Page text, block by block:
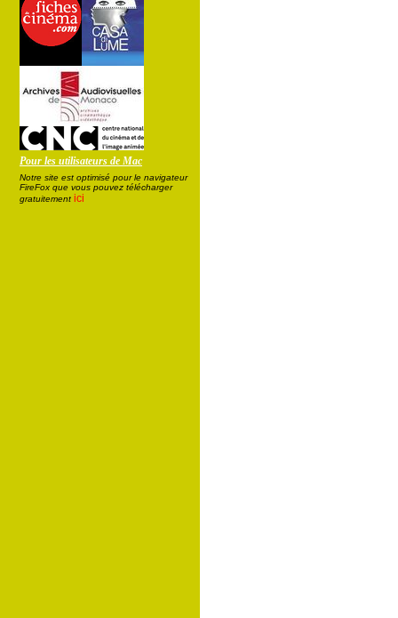
Pour les utilisateurs de Mac
Notre site est optimisé pour le navigateur
FireFox que vous pouvez télécharger
gratuitement ici